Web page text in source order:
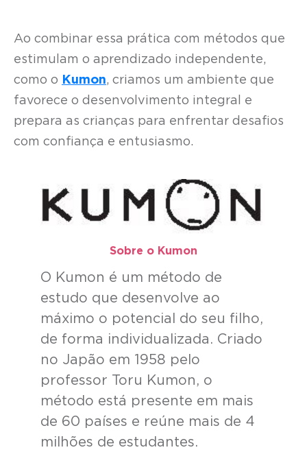
Ao combinar essa prática com métodos que
estimulam o aprendizado independente,
como o Kumon, criamos um ambiente que
favorece o desenvolvimento integral e
prepara as crianças para enfrentar desafios
com confiança e entusiasmo.
Sobre o Kumon​
O Kumon é um método de
estudo que desenvolve ao
máximo o potencial do seu filho,
de forma individualizada. Criado
no Japão em 1958 pelo
professor Toru Kumon, o
método está presente em mais
de 60 países e reúne mais de 4
milhões de estudantes.